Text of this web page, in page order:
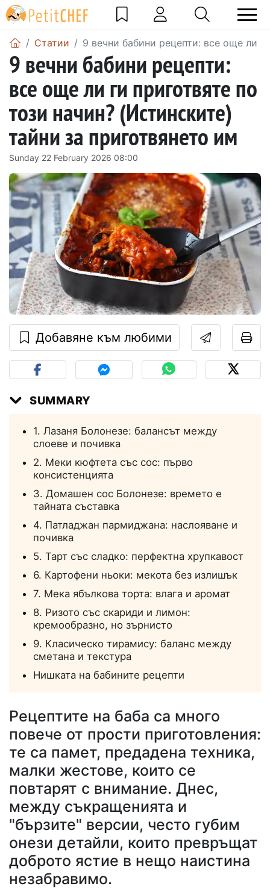
Статии 9 вечни бабини рецепти: все още ли
9 вечни бабини рецепти:
все още ли ги приготвяте по
този начин? (Истинските)
тайни за приготвянето им
Sunday 22 February 2026 08:00
Добавяне към любими
SUMMARY
1. Лазаня Болонезе: балансът между
слоеве и почивка
2. Меки кюфтета със сос: първо
консистенцията
3. Домашен сос Болонезе: времето е
тайната съставка
4. Патладжан пармиджана: наслояване и
почивка
5. Тарт със сладко: перфектна хрупкавост
6. Картофени ньоки: мекота без излишък
7. Мека ябълкова торта: влага и аромат
8. Ризото със скариди и лимон:
кремообразно, но зърнисто
9. Класическо тирамису: баланс между
сметана и текстура
Нишката на бабините рецепти
Рецептите на баба са много
повече от прости приготовления:
те са памет, предадена техника,
малки жестове, които се
повтарят с внимание. Днес,
между съкращенията и
"бързите" версии, често губим
онези детайли, които превръщат
доброто ястие в нещо наистина
незабравимо.